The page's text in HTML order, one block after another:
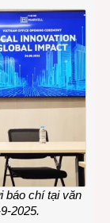
báo chí tại văn
2025.